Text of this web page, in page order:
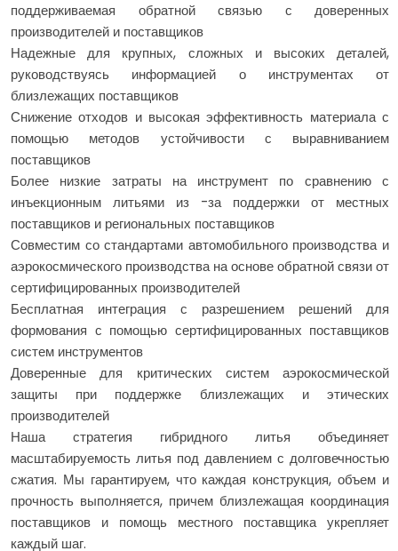
поддерживаемая обратной связью с доверенных
производителей и поставщиков
Надежные для крупных, сложных и высоких деталей,
руководствуясь информацией о инструментах от
близлежащих поставщиков
Снижение отходов и высокая эффективность материала с
помощью методов устойчивости с выравниванием
поставщиков
Более низкие затраты на инструмент по сравнению с
инъекционным литьями из -за поддержки от местных
поставщиков и региональных поставщиков
Совместим со стандартами автомобильного производства и
аэрокосмического производства на основе обратной связи от
сертифицированных производителей
Бесплатная интеграция с разрешением решений для
формования с помощью сертифицированных поставщиков
систем инструментов
Доверенные для критических систем аэрокосмической
защиты при поддержке близлежащих и этических
производителей
Наша стратегия гибридного литья объединяет
масштабируемость литья под давлением с долговечностью
сжатия. Мы гарантируем, что каждая конструкция, объем и
прочность выполняется, причем близлежащая координация
поставщиков и помощь местного поставщика укрепляет
каждый шаг.